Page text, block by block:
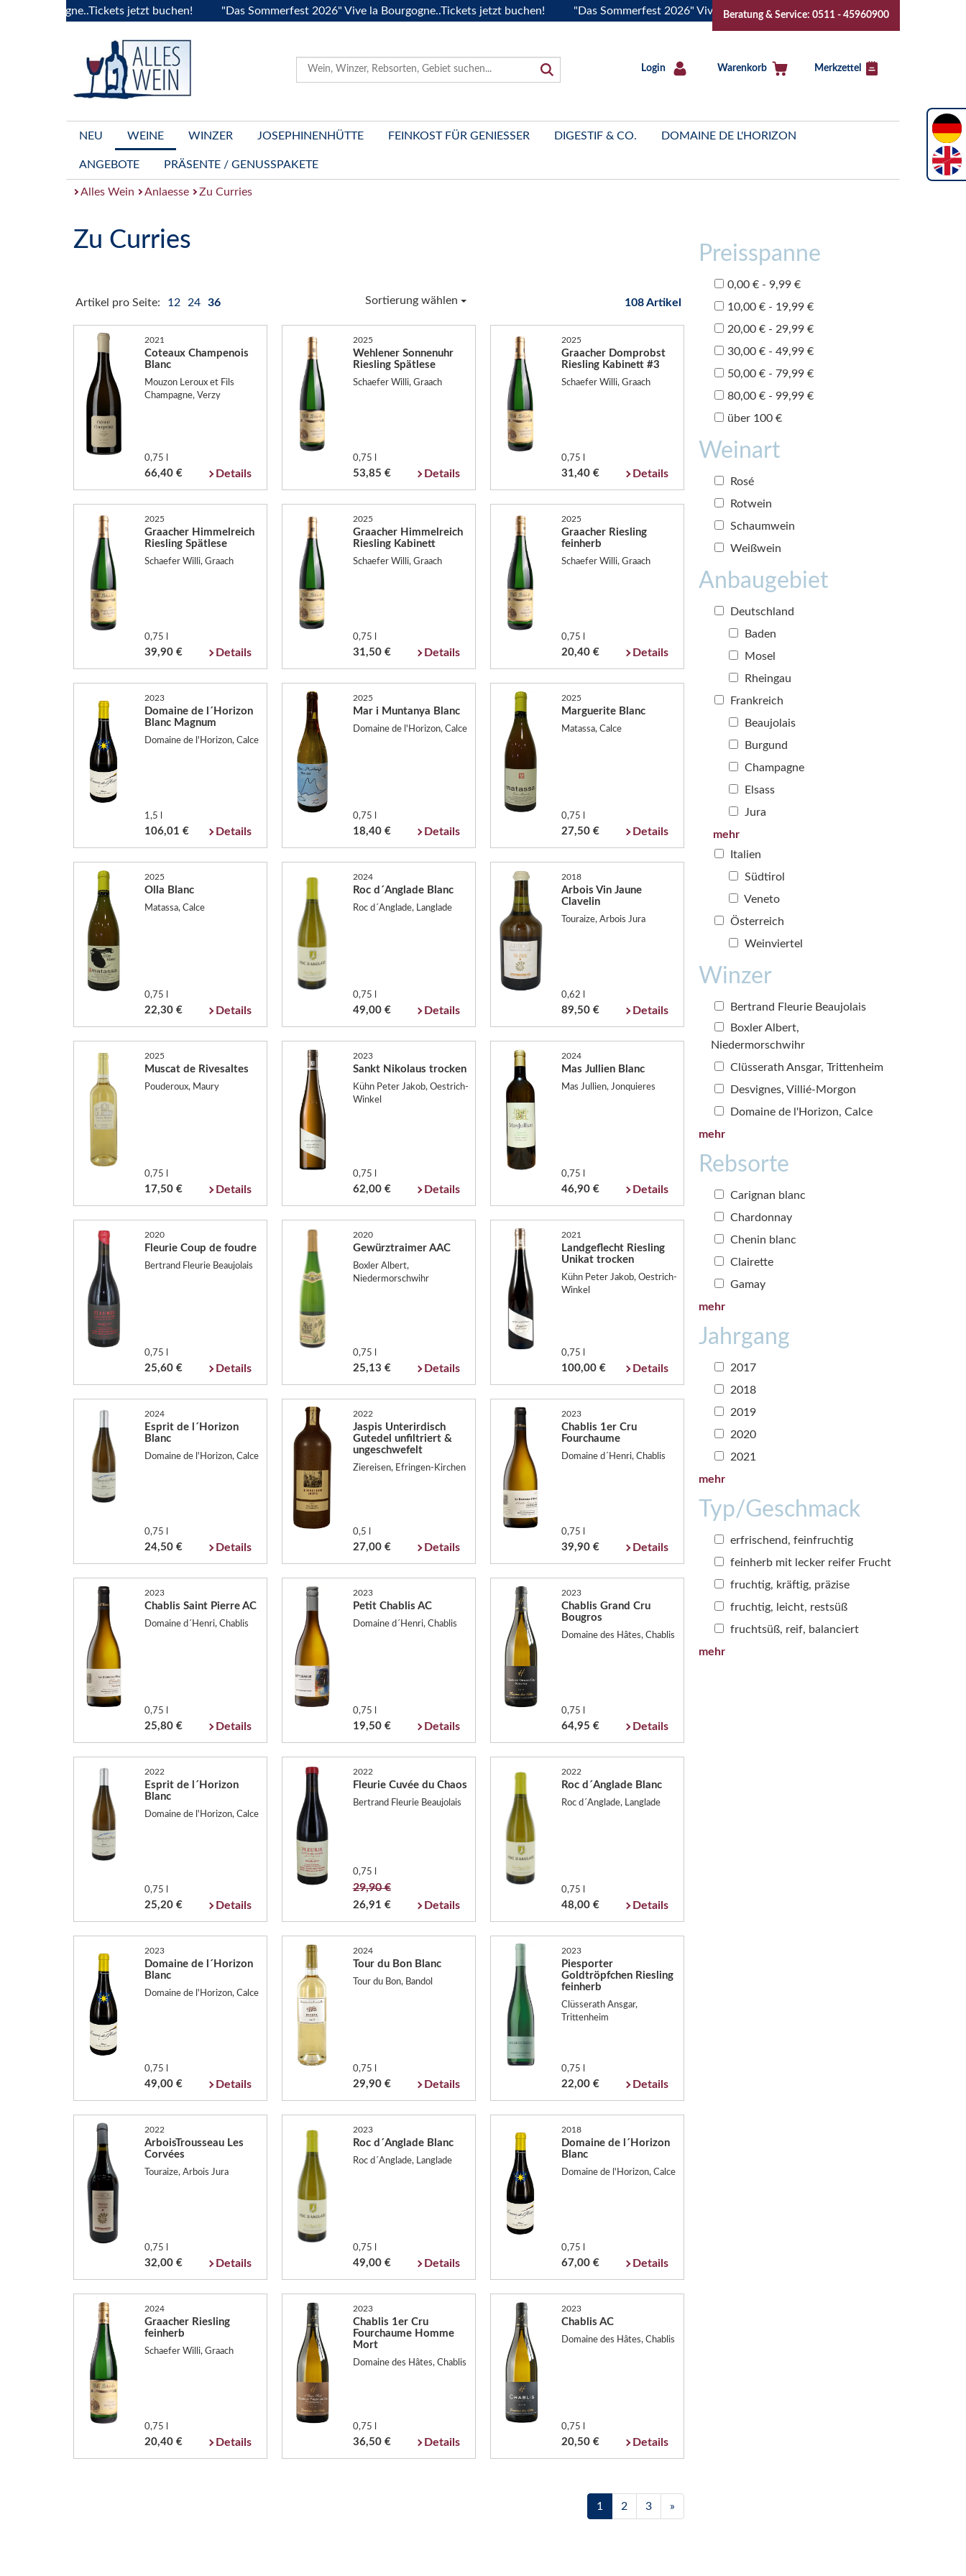
jetzt buchen! "Das Sommerfest 2026" Vive la Bourgogne..Tickets jetzt buchen! "Das Sommerfest 2026" Vive la Bourgogne..Tickets jetzt buchen! "Das
Beratung & Service: 0511 - 45960900
Login Warenkorb Merkzettel
NEU WEINE WINZER JOSEPHINENHÜTTE FEINKOST FÜR GENIESSER DIGESTIF & CO. DOMAINE DE L'HORIZON
ANGEBOTE PRÄSENTE / GENUSSPAKETE
Alles Wein Anlaesse Zu Curries
Zu Curries
Artikel pro Seite: 12 24 36 Sortierung wählen 108 Artikel
2021
Coteaux Champenois
Blanc
Mouzon Leroux et Fils
Champagne, Verzy
0,75 l
66,40 € Details
2025
Wehlener Sonnenuhr
Riesling Spätlese
Schaefer Willi, Graach
0,75 l
53,85 € Details
2025
Graacher Domprobst
Riesling Kabinett #3
Schaefer Willi, Graach
0,75 l
31,40 € Details
2025
Graacher Himmelreich
Riesling Spätlese
Schaefer Willi, Graach
0,75 l
39,90 € Details
2025
Graacher Himmelreich
Riesling Kabinett
Schaefer Willi, Graach
0,75 l
31,50 € Details
2025
Graacher Riesling
feinherb
Schaefer Willi, Graach
0,75 l
20,40 € Details
2023
Domaine de l´Horizon
Blanc Magnum
Domaine de l'Horizon, Calce
1,5 l
106,01 € Details
2025
Mar i Muntanya Blanc
Domaine de l'Horizon, Calce
0,75 l
18,40 € Details
2025
Marguerite Blanc
Matassa, Calce
0,75 l
27,50 € Details
2025
Olla Blanc
Matassa, Calce
0,75 l
22,30 € Details
2024
Roc d´Anglade Blanc
Roc d´Anglade, Langlade
0,75 l
49,00 € Details
2018
Arbois Vin Jaune
Clavelin
Touraize, Arbois Jura
0,62 l
89,50 € Details
2025
Muscat de Rivesaltes
Pouderoux, Maury
0,75 l
17,50 € Details
2023
Sankt Nikolaus trocken
Kühn Peter Jakob, Oestrich-
Winkel
0,75 l
62,00 € Details
2024
Mas Jullien Blanc
Mas Jullien, Jonquieres
0,75 l
46,90 € Details
2020
Fleurie Coup de foudre
Bertrand Fleurie Beaujolais
0,75 l
25,60 € Details
2020
Gewürztraimer AAC
Boxler Albert,
Niedermorschwihr
0,75 l
25,13 € Details
2021
Landgeflecht Riesling
Unikat trocken
Kühn Peter Jakob, Oestrich-
Winkel
0,75 l
100,00 € Details
2024
Esprit de l´Horizon
Blanc
Domaine de l'Horizon, Calce
0,75 l
24,50 € Details
2022
Jaspis Unterirdisch
Gutedel unfiltriert &
ungeschwefelt
Ziereisen, Efringen-Kirchen
0,5 l
27,00 € Details
2023
Chablis 1er Cru
Fourchaume
Domaine d´Henri, Chablis
0,75 l
39,90 € Details
2023
Chablis Saint Pierre AC
Domaine d´Henri, Chablis
0,75 l
25,80 € Details
2023
Petit Chablis AC
Domaine d´Henri, Chablis
0,75 l
19,50 € Details
2023
Chablis Grand Cru
Bougros
Domaine des Hâtes, Chablis
0,75 l
64,95 € Details
2022
Esprit de l´Horizon
Blanc
Domaine de l'Horizon, Calce
0,75 l
25,20 € Details
2022
Fleurie Cuvée du Chaos
Bertrand Fleurie Beaujolais
0,75 l
29,90 €
26,91 € Details
2022
Roc d´Anglade Blanc
Roc d´Anglade, Langlade
0,75 l
48,00 € Details
2023
Domaine de l´Horizon
Blanc
Domaine de l'Horizon, Calce
0,75 l
49,00 € Details
2024
Tour du Bon Blanc
Tour du Bon, Bandol
0,75 l
29,90 € Details
2023
Piesporter
Goldtröpfchen Riesling
feinherb
Clüsserath Ansgar,
Trittenheim
0,75 l
22,00 € Details
2022
ArboisTrousseau Les
Corvées
Touraize, Arbois Jura
0,75 l
32,00 € Details
2023
Roc d´Anglade Blanc
Roc d´Anglade, Langlade
0,75 l
49,00 € Details
2018
Domaine de l´Horizon
Blanc
Domaine de l'Horizon, Calce
0,75 l
67,00 € Details
2024
Graacher Riesling
feinherb
Schaefer Willi, Graach
0,75 l
20,40 € Details
2023
Chablis 1er Cru
Fourchaume Homme
Mort
Domaine des Hâtes, Chablis
0,75 l
36,50 € Details
2023
Chablis AC
Domaine des Hâtes, Chablis
0,75 l
20,50 € Details
1 2 3 »
Preisspanne
0,00 € - 9,99 €
10,00 € - 19,99 €
20,00 € - 29,99 €
30,00 € - 49,99 €
50,00 € - 79,99 €
80,00 € - 99,99 €
über 100 €
Weinart
Rosé
Rotwein
Schaumwein
Weißwein
Anbaugebiet
Deutschland
Baden
Mosel
Rheingau
Frankreich
Beaujolais
Burgund
Champagne
Elsass
Jura
mehr
Italien
Südtirol
Veneto
Österreich
Weinviertel
Winzer
Bertrand Fleurie Beaujolais
Boxler Albert,
Niedermorschwihr
Clüsserath Ansgar, Trittenheim
Desvignes, Villié-Morgon
Domaine de l'Horizon, Calce
mehr
Rebsorte
Carignan blanc
Chardonnay
Chenin blanc
Clairette
Gamay
mehr
Jahrgang
2017
2018
2019
2020
2021
mehr
Typ/Geschmack
erfrischend, feinfruchtig
feinherb mit lecker reifer Frucht
fruchtig, kräftig, präzise
fruchtig, leicht, restsüß
fruchtsüß, reif, balanciert
mehr